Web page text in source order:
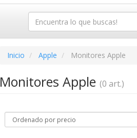
Inicio Apple Monitores Apple
Monitores Apple (0 art.)